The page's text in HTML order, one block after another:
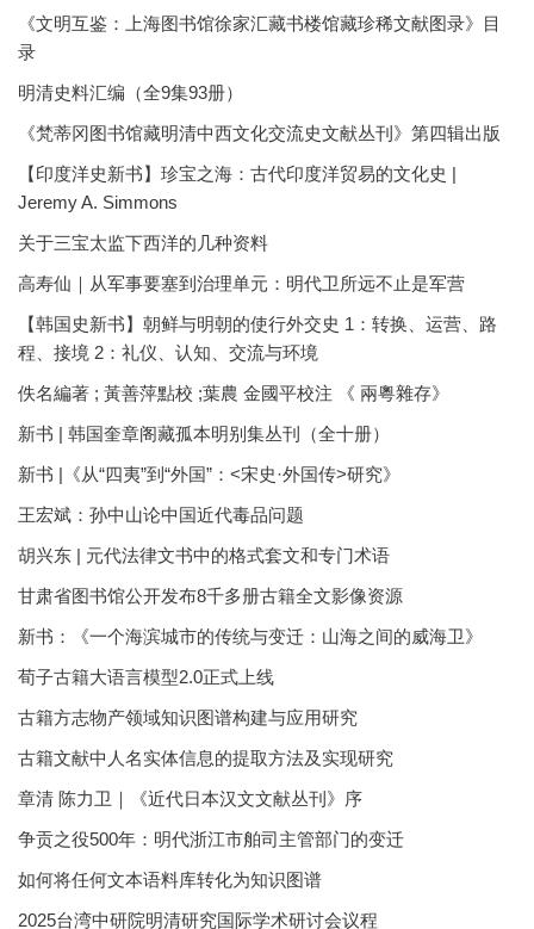
《文明互鉴：上海图书馆徐家汇藏书楼馆藏珍稀文献图录》目
录
明清史料汇编（全9集93册）
《梵蒂冈图书馆藏明清中西文化交流史文献丛刊》第四辑出版
【印度洋史新书】珍宝之海：古代印度洋贸易的文化史 |
Jeremy A. Simmons
关于三宝太监下西洋的几种资料
高寿仙｜从军事要塞到治理单元：明代卫所远不止是军营
【韩国史新书】朝鲜与明朝的使行外交史 1：转换、运营、路
程、接境 2：礼仪、认知、交流与环境
佚名編著 ; 黃善萍點校 ;葉農 金國平校注 《 兩粵雜存》
新书 | 韩国奎章阁藏孤本明别集丛刊（全十册）
新书 |《从“四夷”到“外国”：<宋史·外国传>研究》
王宏斌：孙中山论中国近代毒品问题
胡兴东 | 元代法律文书中的格式套文和专门术语
甘肃省图书馆公开发布8千多册古籍全文影像资源
新书：《一个海滨城市的传统与变迁：山海之间的威海卫》
荀子古籍大语言模型2.0正式上线
古籍方志物产领域知识图谱构建与应用研究
古籍文献中人名实体信息的提取方法及实现研究
章清 陈力卫｜《近代日本汉文文献丛刊》序
争贡之役500年：明代浙江市舶司主管部门的变迁
如何将任何文本语料库转化为知识图谱
2025台湾中研院明清研究国际学术研讨会议程